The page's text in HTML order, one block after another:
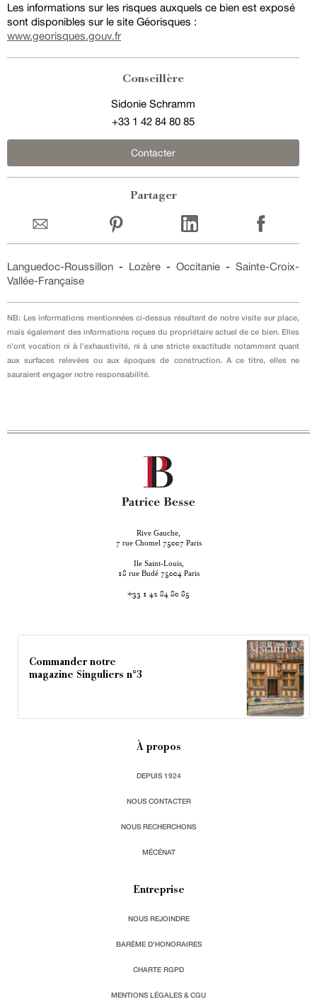
Les informations sur les risques auxquels ce bien est exposé
sont disponibles sur le site Géorisques :
www.georisques.gouv.fr
Conseillère
Sidonie Schramm
+33 1 42 84 80 85
Contacter
Partager
Languedoc-Roussillon - Lozère - Occitanie - Sainte-Croix-
Vallée-Française
NB: Les informations mentionnées ci-dessus résultent de notre visite sur place,
mais également des informations reçues du propriétaire actuel de ce bien. Elles
n’ont vocation ni à l’exhaustivité, ni à une stricte exactitude notamment quant
aux surfaces relevées ou aux époques de construction. A ce titre, elles ne
sauraient engager notre responsabilité.
Rive Gauche,
7 rue Chomel 75007 Paris
Ile Saint-Louis,
18 rue Budé 75004 Paris
+33 1 42 84 80 85
Commander notre
magazine Singuliers n°3
À propos
DEPUIS 1924
NOUS CONTACTER
NOUS RECHERCHONS
MÉCÉNAT
Entreprise
NOUS REJOINDRE
BARÈME D'HONORAIRES
CHARTE RGPD
MENTIONS LÉGALES & CGU